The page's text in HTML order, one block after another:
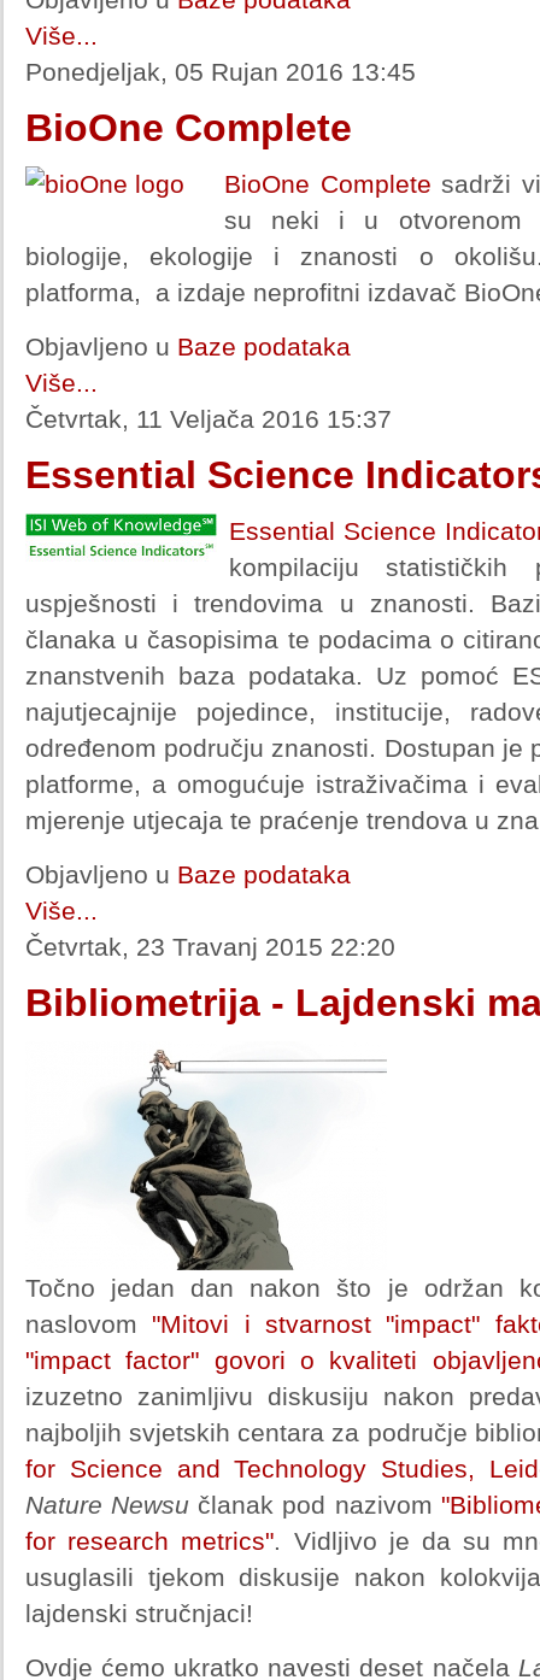
Više...
Ponedjeljak, 05 Rujan 2016 13:45
BioOne Complete
BioOne Complete sadrži
su neki i u otvorenom
biologije, ekologije i znanosti o
platforma, a izdaje neprofitni izdavač
Objavljeno u Baze podataka
Više...
Četvrtak, 11 Veljača 2016 15:37
Essential Science
Essential Science
kompilaciju
uspješnosti i trendovima u znanosti.
članaka u časopisima te podacima o
znanstvenih baza podataka. Uz pomoć
najutjecajnije pojedince, institucije,
određenom području znanosti. Dostupan je
platforme, a omogućuje istraživačima i
mjerenje utjecaja te praćenje trendova u
Objavljeno u Baze podataka
Više...
Četvrtak, 23 Travanj 2015 22:20
Bibliometrija - Lajdenski
Točno jedan dan nakon što je održan
naslovom "Mitovi i stvarnost "impact"
"impact factor" govori o kvaliteti
izuzetno zanimljivu diskusiju nakon
najboljih svjetskih centara za područje
for Science and Technology Studies,
Nature Newsu članak pod nazivom
for research metrics". Vidljivo je da su
usuglasili tjekom diskusije nakon
lajdenski stručnjaci!
Ovdje ćemo ukratko navesti deset načela